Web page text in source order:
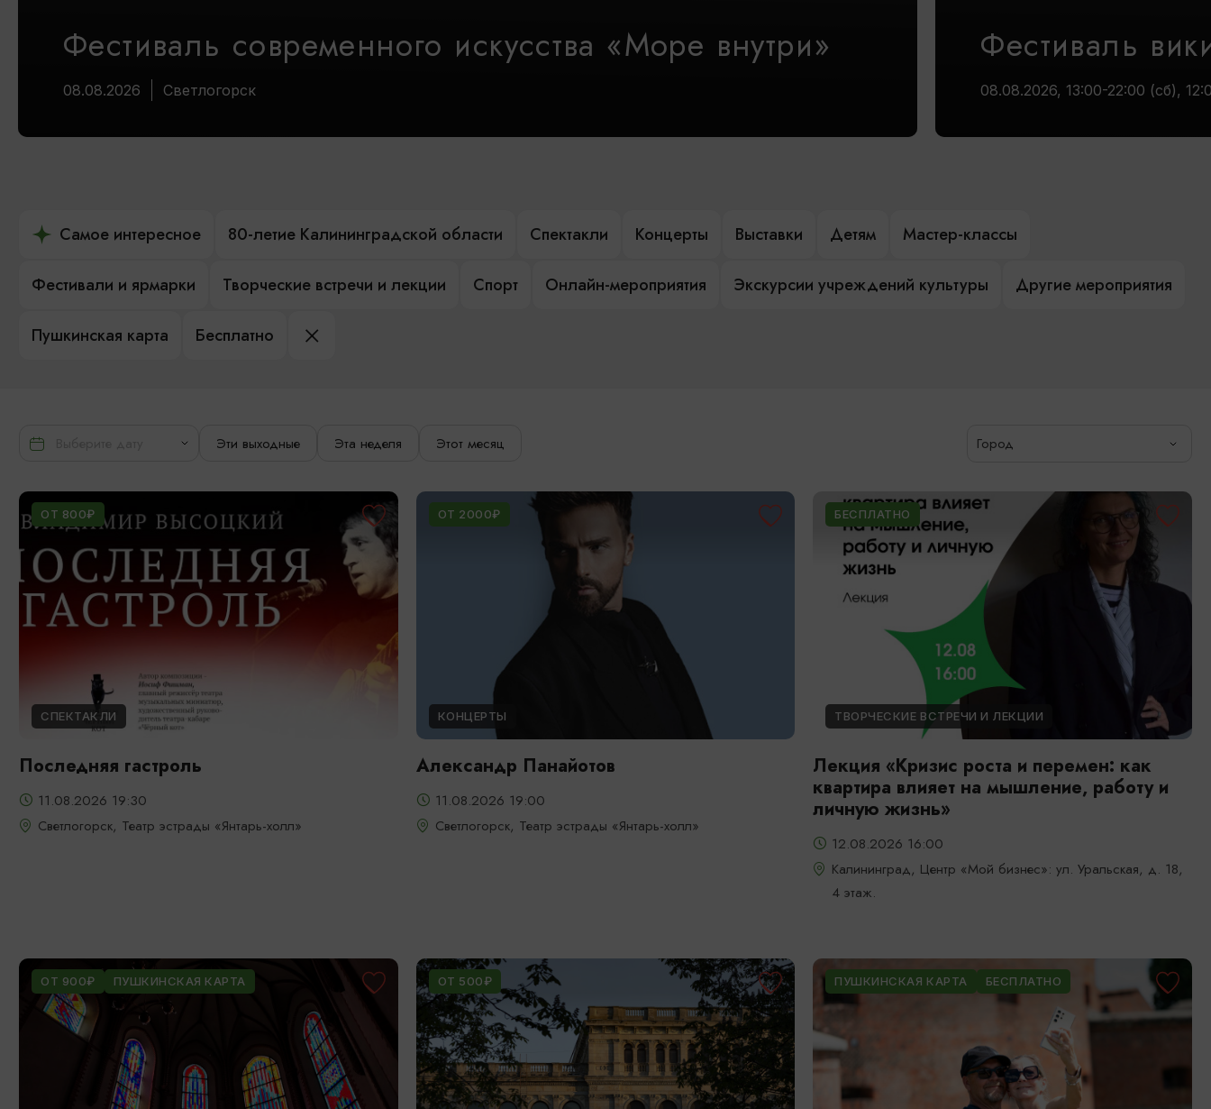
Фестиваль современного искусства «Море внутри»
08.08.2026 Светлогорск
Фестиваль
08.08.2026, 13:00-22:00 (сб),
Самое интересное 80-летие Калининградской области Спектакли Концерты Выставки Детям Мастер-классы
Фестивали и ярмарки Творческие встречи и лекции Спорт Онлайн-мероприятия Экскурсии учреждений культуры Другие мероприятия
Пушкинская карта Бесплатно
Эти выходные Эта неделя Этот месяц Город
ОТ 800₽
СПЕКТАКЛИ
Последняя гастроль
11.08.2026 19:30
Светлогорск, Театр эстрады «Янтарь-холл»
ОТ 2000₽
КОНЦЕРТЫ
Александр Панайотов
11.08.2026 19:00
Светлогорск, Театр эстрады «Янтарь-холл»
БЕСПЛАТНО
ТВОРЧЕСКИЕ ВСТРЕЧИ И ЛЕКЦИИ
Лекция «Кризис роста и перемен: как
квартира влияет на мышление, работу и
личную жизнь»
12.08.2026 16:00
Калининград, Центр «Мой бизнес»: ул. Уральская, д. 18,
4 этаж.
ОТ 900₽ ПУШКИНСКАЯ КАРТА ОТ 500₽ ПУШКИНСКАЯ КАРТА БЕСПЛАТНО